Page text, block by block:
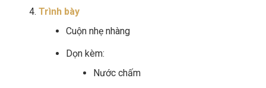
Trình bày
Cuộn nhẹ nhàng
Dọn kèm:
Nước chấm